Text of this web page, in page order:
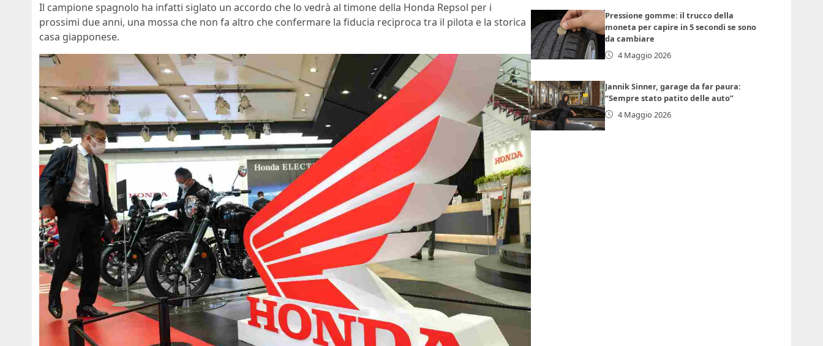
Il campione spagnolo ha infatti siglato un accordo che lo vedrà al timone della Honda Repsol per i
prossimi due anni, una mossa che non fa altro che confermare la fiducia reciproca tra il pilota e la storica
casa giapponese.
Pressione gomme: il trucco della
moneta per capire in 5 secondi se sono
da cambiare
4 Maggio 2026
Jannik Sinner, garage da far paura:
“Sempre stato patito delle auto”
4 Maggio 2026